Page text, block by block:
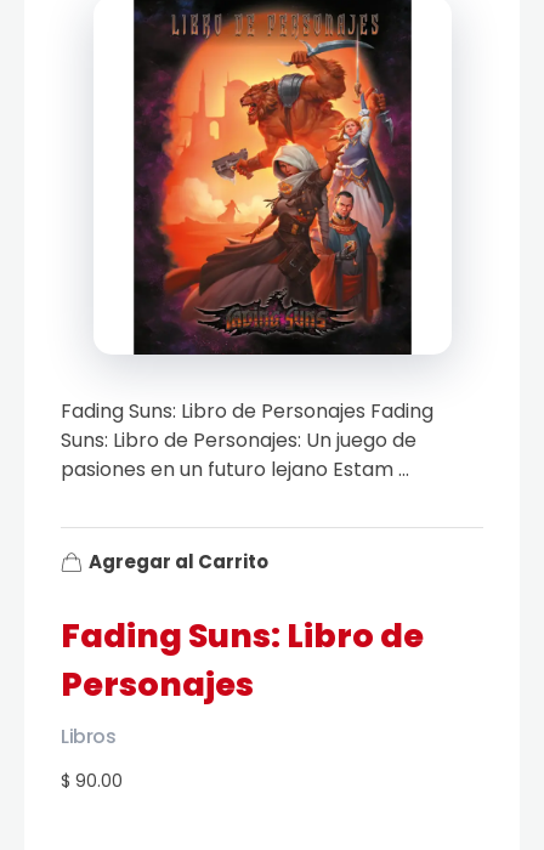
Fading Suns: Libro de
Personajes
$ 90.00
Libros
Fading Suns: Libro de Personajes Fading
Suns: Libro de Personajes: Un juego de
pasiones en un futuro lejano Estam ...
Agregar al Carrito